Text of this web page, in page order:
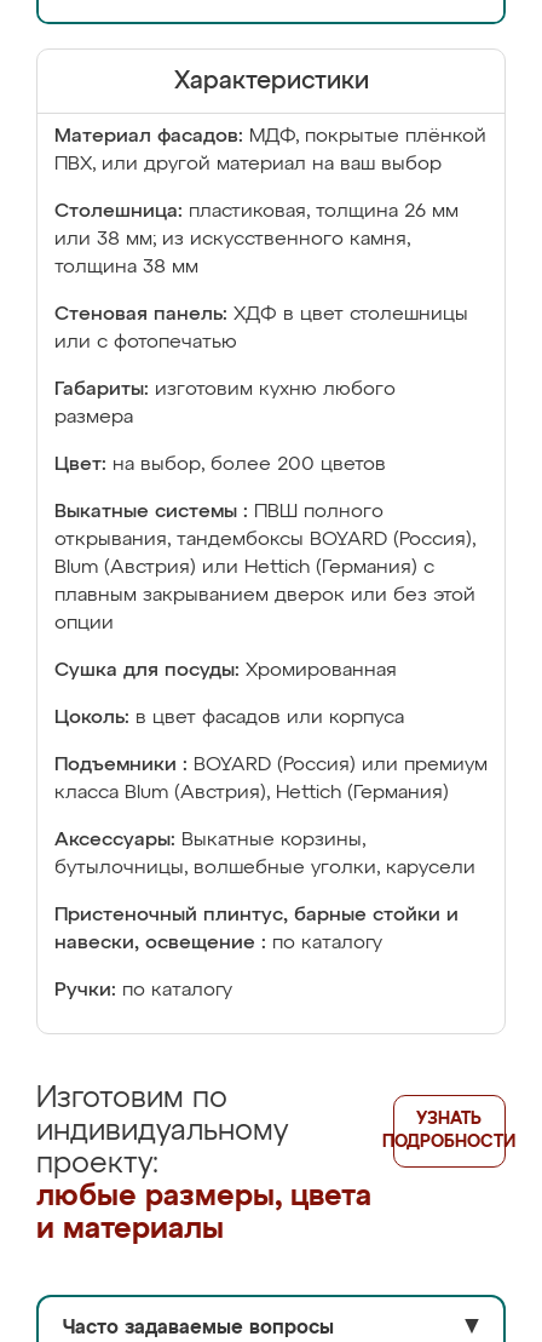
Характеристики
Материал фасадов: МДФ, покрытые плёнкой
ПВХ, или другой материал на ваш выбор
Столешница: пластиковая, толщина 26 мм
или 38 мм; из искусственного камня,
толщина 38 мм
Стеновая панель: ХДФ в цвет столешницы
или с фотопечатью
Габариты: изготовим кухню любого
размера
Цвет: на выбор, более 200 цветов
Выкатные системы :
ПВШ полного
открывания, тандембоксы BOYARD (Россия),
Blum (Австрия) или Hettich (Германия) с
плавным закрыванием дверок или без этой
опции
Сушка для посуды: Хромированная
Цоколь: в цвет фасадов или корпуса
Подъемники : BOYARD (Россия) или премиум
класса Blum (Австрия), Hettich (Германия)
Аксессуары: Выкатные корзины,
бутылочницы, волшебные уголки, карусели
Пристеночный плинтус, барные стойки и
навески, освещение : по каталогу
Ручки: по каталогу
Изготовим по
индивидуальному
проекту:
любые размеры, цвета
и материалы
УЗНАТЬ
ПОДРОБНОСТИ
Часто задаваемые вопросы ▼